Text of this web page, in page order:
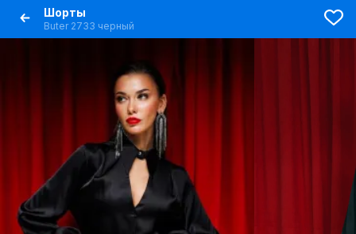
Шорты
Butеr 2733 черный